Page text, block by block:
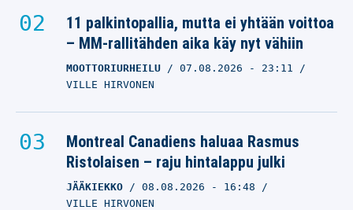
11 palkintopallia, mutta ei yhtään voittoa
– MM-rallitähden aika käy nyt vähiin
MOOTTORIURHEILU 07.08.2026 - 23:11
VILLE HIRVONEN
Montreal Canadiens haluaa Rasmus
Ristolaisen – raju hintalappu julki
JÄÄKIEKKO 08.08.2026 - 16:48
VILLE HIRVONEN